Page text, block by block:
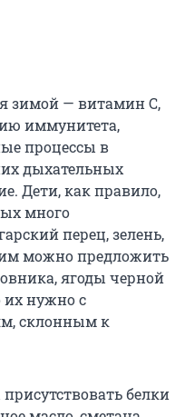
зимой — витамин С,
иммунитета,
процессы в
дыхательных
Дети, как правило,
много
перец, зелень,
можно предложить
ягоды черной
их нужно с
склонным к
белки